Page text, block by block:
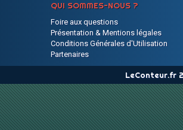
QUI SOMMES-NOUS ?
Foire aux questions
Présentation & Mentions légales
Conditions Générales d'Utilisation
Partenaires
LeConteur.fr